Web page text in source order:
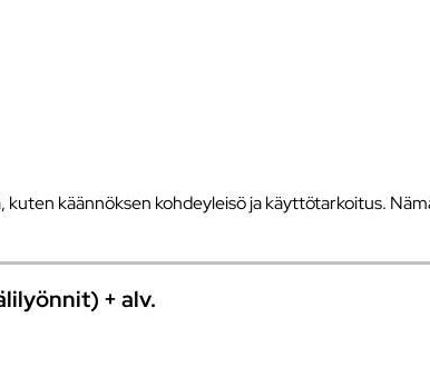
käännöksen kohdeyleisö ja käyttötarkoitus.
+ alv.